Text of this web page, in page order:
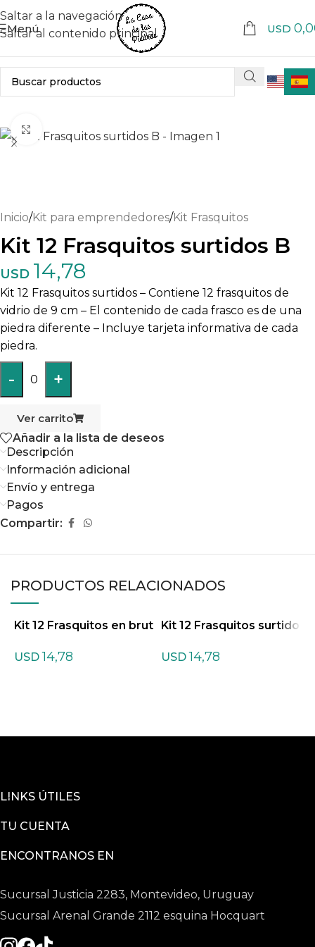
Saltar a la navegación
Saltar al contenido principal
Menú USD
Haga clic para ampliar
Inicio/Kit para emprendedores/Kit Frasquitos
Kit 12 Frasquitos surtidos B
USD 14,78
Kit 12 Frasquitos surtidos – Contiene 12 frasquitos de
vidrio de 9 cm – El contenido de cada frasco es de una
piedra diferente – Incluye tarjeta informativa de cada
piedra.
- 0 +
Ver carrito
Añadir a la lista de deseos
Descripción
Información adicional
Envío y entrega
Pagos
Compartir:
PRODUCTOS RELACIONADOS
Kit 12 Frasquitos en brut
USD 14,78
Kit 12 Frasquitos surtido
USD 14,78
LINKS ÚTILES
TU CUENTA
ENCONTRANOS EN
Sucursal Justicia 2283, Montevideo, Uruguay
Sucursal Arenal Grande 2112 esquina Hocquart